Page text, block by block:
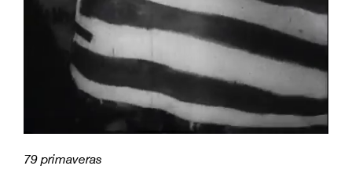
79 primaveras